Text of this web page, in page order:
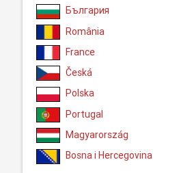
България
România
France
Česká
Polska
Portugal
Magyarország
Bosna i Hercegovina